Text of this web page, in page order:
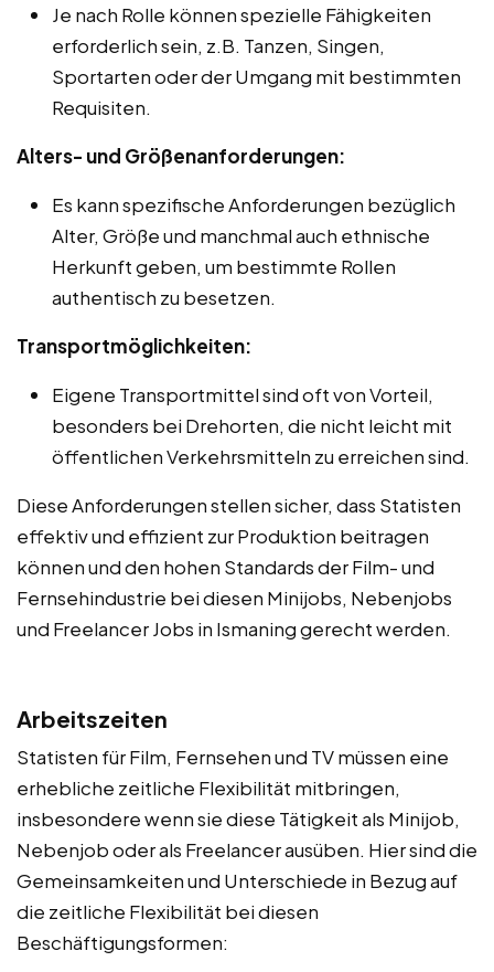
Je nach Rolle können spezielle Fähigkeiten
erforderlich sein, z.B. Tanzen, Singen,
Sportarten oder der Umgang mit bestimmten
Requisiten.
Alters- und Größenanforderungen:
Es kann spezifische Anforderungen bezüglich
Alter, Größe und manchmal auch ethnische
Herkunft geben, um bestimmte Rollen
authentisch zu besetzen.
Transportmöglichkeiten:
Eigene Transportmittel sind oft von Vorteil,
besonders bei Drehorten, die nicht leicht mit
öffentlichen Verkehrsmitteln zu erreichen sind.
Diese Anforderungen stellen sicher, dass Statisten
effektiv und effizient zur Produktion beitragen
können und den hohen Standards der Film- und
Fernsehindustrie bei diesen Minijobs, Nebenjobs
und Freelancer Jobs in Ismaning gerecht werden.
Arbeitszeiten
Statisten für Film, Fernsehen und TV müssen eine
erhebliche zeitliche Flexibilität mitbringen,
insbesondere wenn sie diese Tätigkeit als Minijob,
Nebenjob oder als Freelancer ausüben. Hier sind die
Gemeinsamkeiten und Unterschiede in Bezug auf
die zeitliche Flexibilität bei diesen
Beschäftigungsformen: